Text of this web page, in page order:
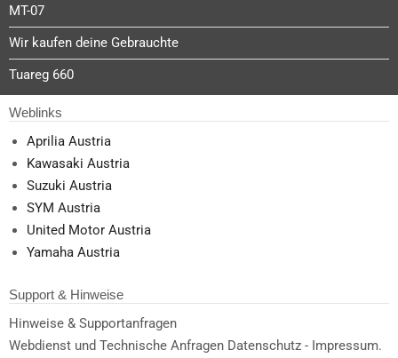
MT-07
Wir kaufen deine Gebrauchte
Tuareg 660
Weblinks
Aprilia Austria
Kawasaki Austria
Suzuki Austria
SYM Austria
United Motor Austria
Yamaha Austria
Support & Hinweise
Hinweise & Supportanfragen
Webdienst und Technische Anfragen Datenschutz - Impressum.